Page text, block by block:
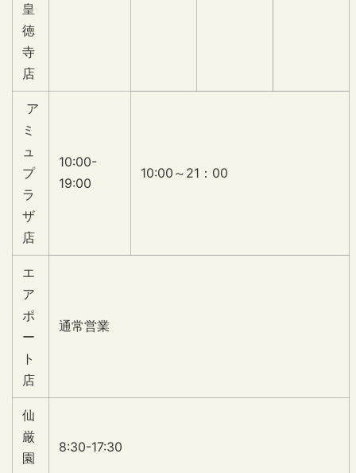
皇
徳
寺
店
ア
ミ
ュ
プ
ラ
ザ
店
10:00-
19:00
10:00～21：00
エ
ア
ポ
ー
ト
店
通常営業
仙
厳
園
8:30-17:30